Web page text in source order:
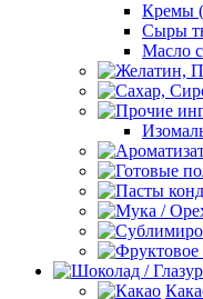
Кремы
Сыры
Масло